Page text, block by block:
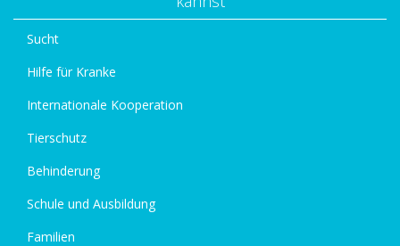
Sucht
Hilfe für Kranke
Internationale Kooperation
Tierschutz
Behinderung
Schule und Ausbildung
Familien